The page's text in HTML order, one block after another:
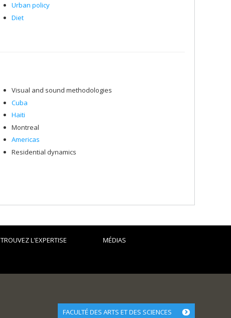
Urban policy
Diet
Visual and sound methodologies
Cuba
Haiti
Montreal
Americas
Residential dynamics
TROUVEZ L'EXPERTISE MÉDIAS
FACULTÉ DES ARTS ET DES SCIENCES